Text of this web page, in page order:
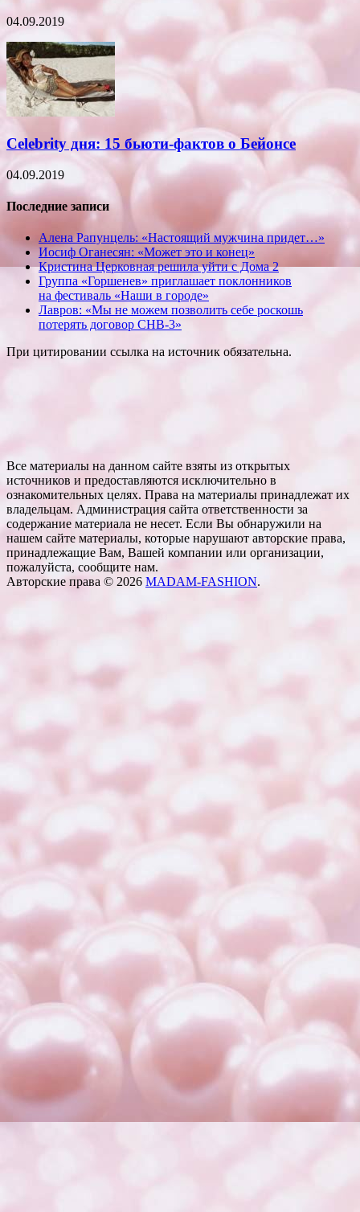
04.09.2019
Celebrity дня: 15 бьюти-фактов о Бейонсе
04.09.2019
Последние записи
Алена Рапунцель: «Настоящий мужчина придет…»
Иосиф Оганесян: «Может это и конец»
Кристина Церковная решила уйти с Дома 2
Группа «Горшенев» приглашает поклонников
на фестиваль «Наши в городе»
Лавров: «Мы не можем позволить себе роскошь
потерять договор СНВ-3»
При цитировании ссылка на источник обязательна.
Все материалы на данном сайте взяты из открытых
источников и предоставляются исключительно в
ознакомительных целях. Права на материалы принадлежат их
владельцам. Администрация сайта ответственности за
содержание материала не несет. Если Вы обнаружили на
нашем сайте материалы, которые нарушают авторские права,
принадлежащие Вам, Вашей компании или организации,
пожалуйста, сообщите нам.
Авторские права © 2026 MADAM-FASHION.